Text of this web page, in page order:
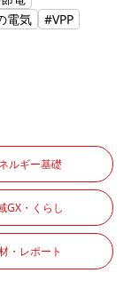
電気 #VPP
ルギー基礎
GX・くらし
・レポート